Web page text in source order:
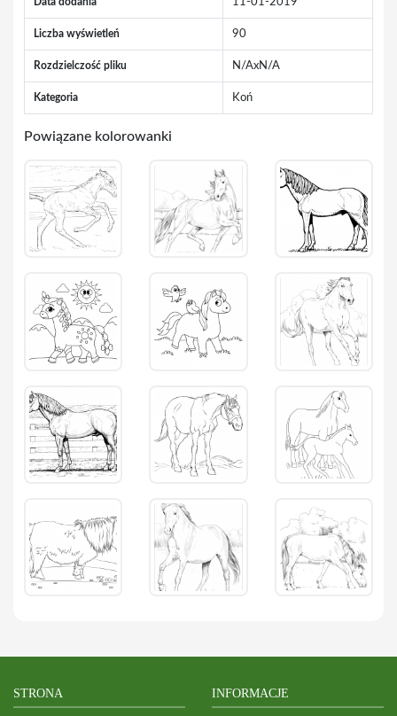
Liczba wyświetleń 90
Rozdzielczość pliku N/AxN/A
Kategoria Koń
Powiązane kolorowanki
STRONA INFORMACJE